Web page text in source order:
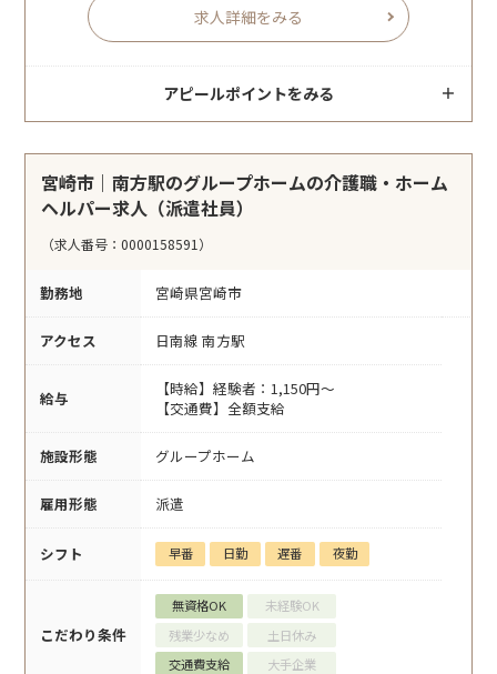
求人詳細をみる
アピールポイントをみる
宮崎市｜南方駅のグループホームの介護職・ホーム
ヘルパー求人（派遣社員）
（求人番号：0000158591）
勤務地 宮崎県宮崎市
アクセス 日南線 南方駅
給与
【時給】経験者：1,150円～
【交通費】全額支給
施設形態 グループホーム
雇用形態 派遣
シフト 早番 日勤 遅番 夜勤
こだわり条件
無資格OK
未経験OK
残業少なめ
土日休み
交通費支給
大手企業